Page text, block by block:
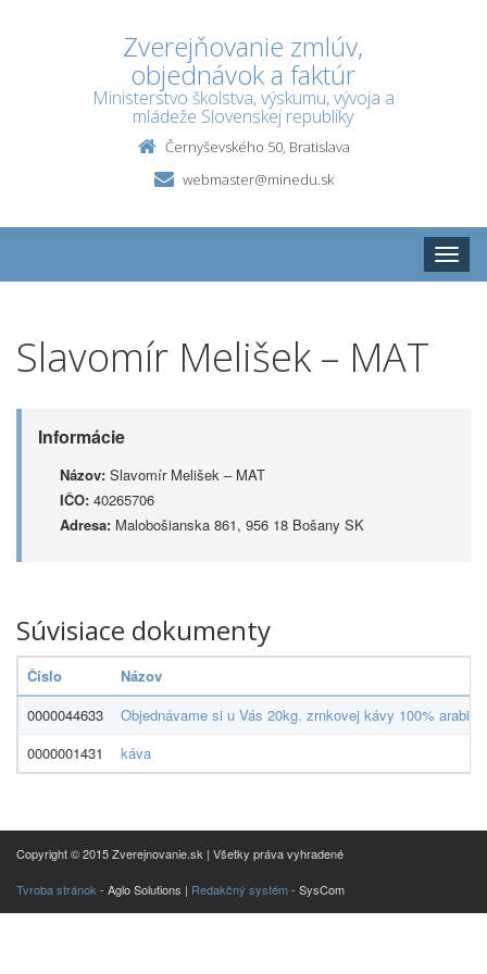
Zverejňovanie zmlúv,
objednávok a faktúr
Ministerstvo školstva, výskumu, vývoja a
mládeže Slovenskej republiky
Černyševského 50, Bratislava
webmaster@minedu.sk
Toggle
Slavomír Melišek – MAT
Informácie
Názov: Slavomír Melišek – MAT
IČO: 40265706
Adresa: Malobošianska 861, 956 18 Bošany SK
Súvisiace dokumenty
Číslo
Názov
0000044633
Objednávame si u Vás 20kg. zrnkovej kávy 100%
0000001431
káva
Copyright © 2015 Zverejnovanie.sk | Všetky práva vyhradené
Tvroba stránok - Aglo Solutions | Redakčný systém- SysCom